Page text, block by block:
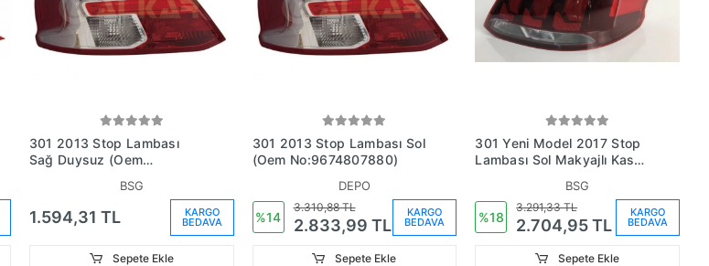
301 2013 Stop Lambası
Sağ Duysuz (Oem
BSG
1.594,31 TL KARGO
BEDAVA
Sepete Ekle
301 2013 Stop Lambası Sol
(Oem No:9674807880)
DEPO
%14
3.310,88 TL
2.833,99 TL
KARGO
BEDAVA
Sepete Ekle
301 Yeni Model 2017 Stop
Lambası Sol Makyajlı Kasa
BSG
%18
3.291,33 TL
2.704,95 TL
KARGO
BEDAVA
Sepete Ekle